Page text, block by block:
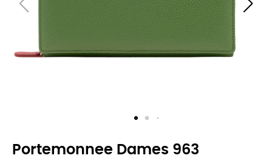
Portemonnee Dames 963